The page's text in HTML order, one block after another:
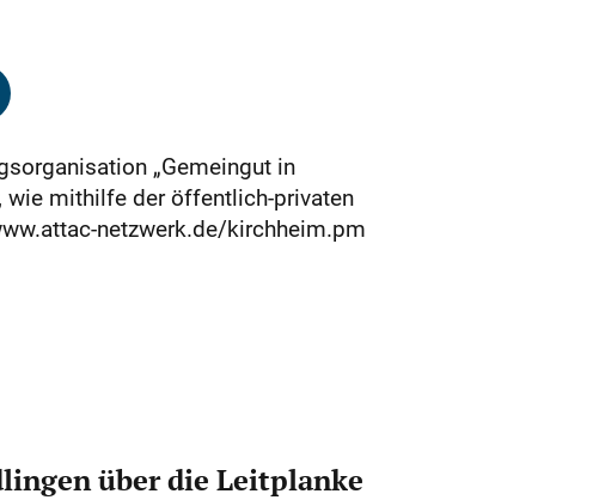
„Gemeingut in
wie mithilfe der öffentlich-privaten
netzwerk.de/kirchheim.pm
über die Leitplanke